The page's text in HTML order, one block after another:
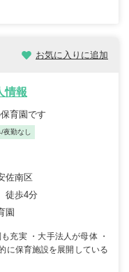
お気に入りに追加
情報
育園です
夜勤なし
佐南区
徒歩4分
園
充実 ・大手法人が母体 ・
に保育施設を展開している